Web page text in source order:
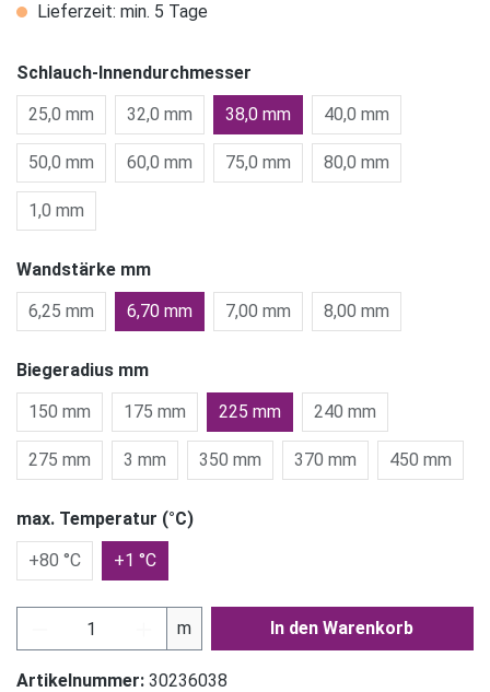
Lieferzeit: min. 5 Tage
Schlauch-Innendurchmesser
25,0 mm
32,0 mm 38,0 mm 40,0 mm
50,0 mm 60,0 mm 75,0 mm 80,0 mm
1,0 mm
Wandstärke mm
6,25 mm
6,70 mm 7,00 mm 8,00 mm
Biegeradius mm
150 mm
175 mm 225 mm 240 mm
275 mm 3 mm 350 mm 370 mm 450 mm
max. Temperatur (°C)
+80 °C
+1 °C
Produkt Anzahl: Gib den gewünschten Wert
m In den Warenkorb
Artikelnummer: 30236038